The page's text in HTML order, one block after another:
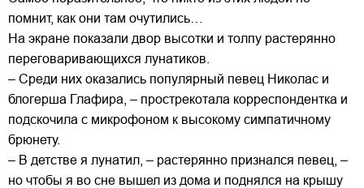
помнит, как они там очутились…
На экране показали двор высотки и толпу растерянно
переговаривающихся лунатиков.
– Среди них оказались популярный певец Николас и
блогерша Глафира, – прострекотала корреспондентка и
подскочила с микрофоном к высокому симпатичному
брюнету.
– В детстве я лунатил, – растерянно признался певец, –
но чтобы я во сне вышел из дома и поднялся на крышу